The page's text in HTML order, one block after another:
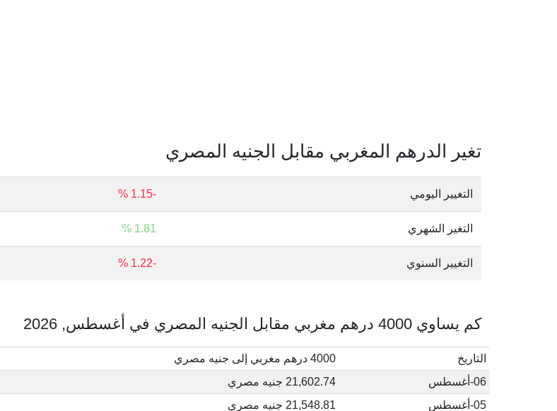
تغير الدرهم المغربي مقابل الجنيه المصري
التغيير اليومي -1.15 %
التغير الشهري 1.81 %
التغيير السنوي -1.22 %
كم يساوي 4000 درهم مغربي مقابل الجنيه المصري في أغسطس, 2026
التاريخ
4000 درهم مغربي إلى جنيه مصري
06-أغسطس
21,602.74 جنيه مصري
05-أغسطس
21,548.81 جنيه مصري